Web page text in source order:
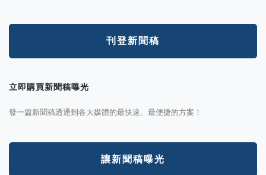
刊登新聞稿
立即購買新聞稿曝光
發一篇新聞稿透通到各大媒體的最快速、最便捷的方案！
讓新聞稿曝光